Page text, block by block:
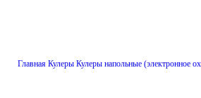
Главная Кулеры Кулеры напольные (электронное